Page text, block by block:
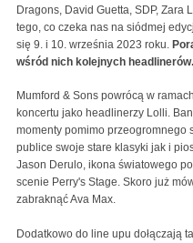
Dragons, David Guetta, SDP, Zara
tego, co czeka nas na siódmej
się 9. i 10. września 2023 roku.
wśród nich kolejnych headlinerów.
Mumford & Sons powrócą w
koncertu jako headlinerzy Lolli.
momenty pomimo przeogromnego
publice swoje stare klasyki jak i
Jason Derulo, ikona światowego
scenie Perry's Stage. Skoro już
zabraknąć Ava Max.
Dodatkowo do line upu dołączają